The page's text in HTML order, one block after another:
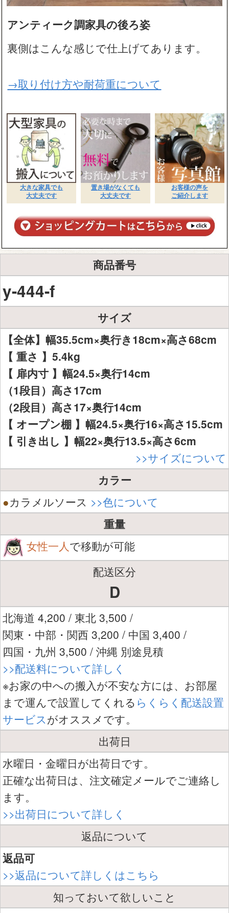
アンティーク調家具の後ろ姿
裏側はこんな感じで仕上げてあります。
→取り付け方や耐荷重について
大きな家具でも
大丈夫です
置き場がなくても
大丈夫です
お客様の声を
ご紹介します
商品番号
y-444-f
サイズ
【全体】幅35.5cm×奥行き18cm×高さ68cm
【 重さ 】5.4kg
【 扉内寸 】幅24.5×奥行14cm
（1段目）高さ17cm
（2段目）高さ17×奥行14cm
【 オープン棚 】幅24.5×奥行16×高さ15.5cm
【 引き出し 】幅22×奥行13.5×高さ6cm
>>サイズについて
カラー
●カラメルソース >>色について
重量
女性一人で移動が可能
配送区分
D
北海道 4,200 / 東北 3,500 /
関東・中部・関西 3,200 / 中国 3,400 /
四国・九州 3,500 / 沖縄 別途見積
>>配送料について詳しく
※お家の中への搬入が不安な方には、お部屋
まで運んで設置してくれる らくらく配送設置
サービスがオススメです。
出荷日
水曜日・金曜日が出荷日です。
正確な出荷日は、注文確定メールでご連絡し
ます。
>>出荷日について詳しく
返品について
返品可
>>返品について詳しくはこちら
知っておいて欲しいこと